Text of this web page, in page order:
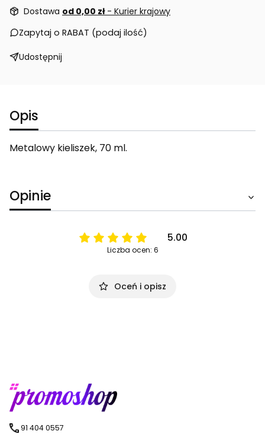
Dostawa od 0,00 zł - Kurier krajowy
Zapytaj o RABAT (podaj ilość)
Udostępnij
Opis
Metalowy kieliszek, 70 ml.
Opinie
5.00
Liczba ocen: 6
Oceń i opisz
91 404 0557